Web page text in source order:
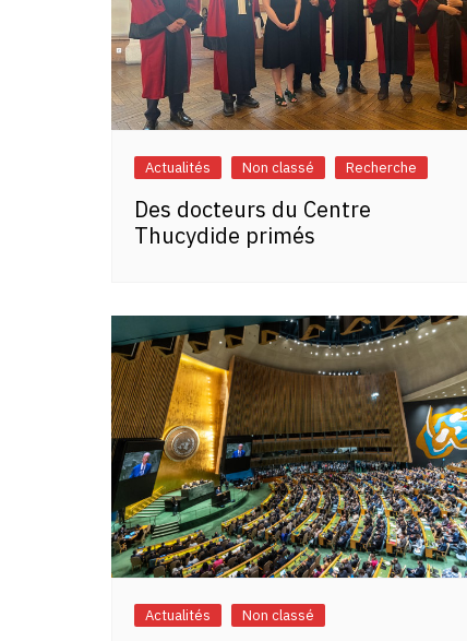
Actualités Non classé Recherche
Des docteurs du Centre
Thucydide primés
Actualités Non classé